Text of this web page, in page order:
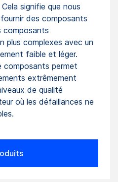
signifie que nous
des composants
composants
plus complexes avec un
faible et léger.
composants permet
extrêmement
de qualité
où les défaillances ne